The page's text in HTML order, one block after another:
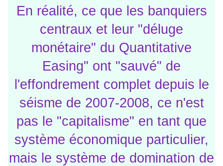
En réalité, ce que les banquiers
centraux et leur "déluge
monétaire" du Quantitative
Easing" ont "sauvé" de
l'effondrement complet depuis le
séisme de 2007-2008, ce n'est
pas le "capitalisme" en tant que
système économique particulier,
mais le système de domination de